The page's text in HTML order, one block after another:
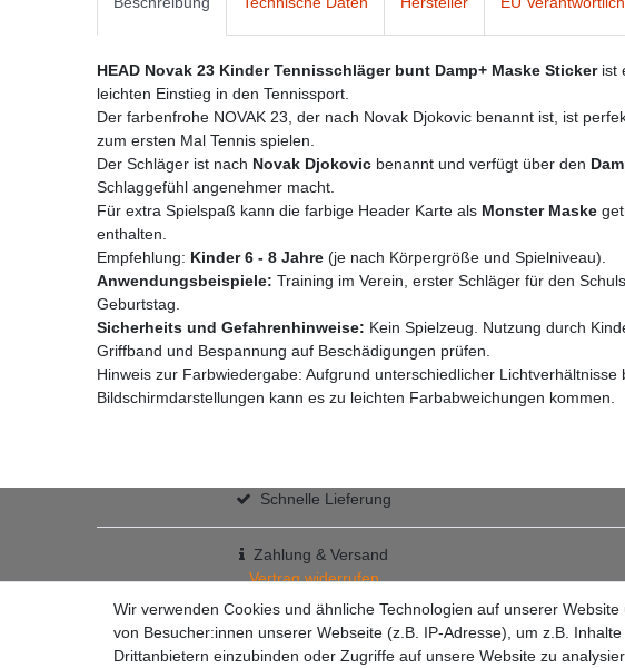
HEAD Novak 23 Kinder Tennisschläger bunt Damp+ Maske Stickerist
leichten Einstieg in den Tennissport.
Der farbenfrohe NOVAK 23, der nach Novak Djokovic benannt ist, ist
zum ersten Mal Tennis spielen.
Der Schläger ist nach Novak Djokovic benannt und verfügt über den
Schlaggefühl angenehmer macht.
Für extra Spielspaß kann die farbige Header Karte als Monster Maske
enthalten.
Empfehlung: Kinder 6 - 8 Jahre (je nach Körpergröße und Spielniveau).
Anwendungsbeispiele: Training im Verein, erster Schläger für den
Geburtstag.
Sicherheits und Gefahrenhinweise: Kein Spielzeug. Nutzung durch
Griffband und Bespannung auf Beschädigungen prüfen.
Hinweis zur Farbwiedergabe: Aufgrund unterschiedlicher
Bildschirmdarstellungen kann es zu leichten Farbabweichungen kommen.
Schnelle Lieferung
Zahlung & Versand
Vertrag widerrufen
+49 7363 9200301
✉info@racketzone.de
Wir verwenden Cookies und ähnliche Technologien auf unserer
von Besucher:innen unserer Webseite (z.B. IP-Adresse), um z.B.
Drittanbietern einzubinden oder Zugriffe auf unsere Website zu